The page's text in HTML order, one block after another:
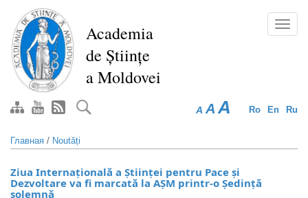
Перейти
основному
содержанию
Academia
de Științe
a Moldovei
Ro En Ru
A A A
Главная / Noutăți
Ziua Internațională a Științei pentru Pace și
Dezvoltare va fi marcată la AȘM printr-o Ședință
solemnă